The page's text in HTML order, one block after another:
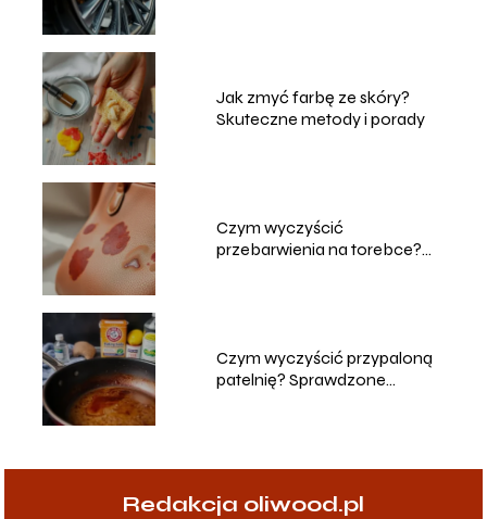
Jak zmyć farbę ze skóry?
Skuteczne metody i porady
Czym wyczyścić
przebarwienia na torebce?
Czym wyczyścić przypaloną
patelnię? Sprawdzone
Redakcja oliwood.pl